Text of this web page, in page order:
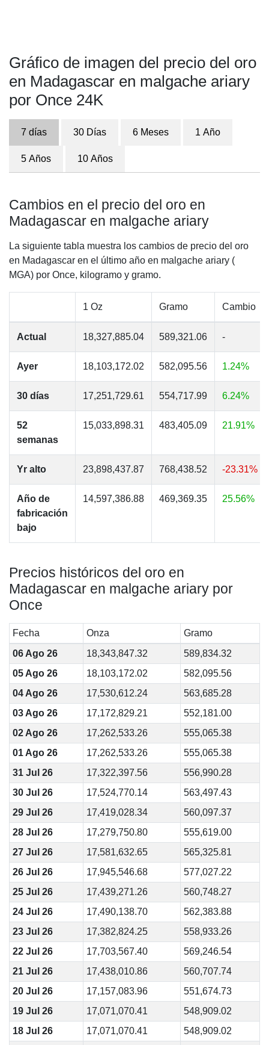
Gráfico de imagen del precio del oro
en Madagascar en malgache ariary
por Once 24K
7 días 30 Días 6 Meses 1 Año
5 Años 10 Años
Cambios en el precio del oro en
Madagascar en malgache ariary
La siguiente tabla muestra los cambios de precio del oro
en Madagascar en el último año en malgache ariary (
MGA) por Once, kilogramo y gramo.
1 Oz Gramo Cambio
Actual 18,327,885.04 589,321.06 -
Ayer 18,103,172.02 582,095.56 1.24%
30 días 17,251,729.61 554,717.99 6.24%
52
semanas
15,033,898.31 483,405.09 21.91%
Yr alto 23,898,437.87 768,438.52 -23.31%
Año de
fabricación
bajo
14,597,386.88 469,369.35 25.56%
Precios históricos del oro en
Madagascar en malgache ariary por
Once
Fecha Onza
Gramo
06 Ago 26
18,343,847.32
589,834.32
05 Ago 26
18,103,172.02
582,095.56
04 Ago 26
17,530,612.24
563,685.28
03 Ago 26
17,172,829.21
552,181.00
02 Ago 26
17,262,533.26
555,065.38
01 Ago 26
17,262,533.26
555,065.38
31 Jul 26
17,322,397.56
556,990.28
30 Jul 26
17,524,770.14
563,497.43
29 Jul 26
17,419,028.34
560,097.37
28 Jul 26
17,279,750.80
555,619.00
27 Jul 26
17,581,632.65
565,325.81
26 Jul 26
17,945,546.68
577,027.22
25 Jul 26
17,439,271.26
560,748.27
24 Jul 26
17,490,138.70
562,383.88
23 Jul 26
17,382,824.25
558,933.26
22 Jul 26
17,703,567.40
569,246.54
21 Jul 26
17,438,010.86
560,707.74
20 Jul 26
17,157,083.96
551,674.73
19 Jul 26
17,071,070.41
548,909.02
18 Jul 26
17,071,070.41
548,909.02